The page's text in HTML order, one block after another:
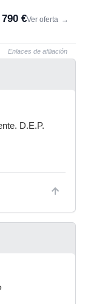
790 €Ver oferta →
Enlaces de afiliación
D.E.P.